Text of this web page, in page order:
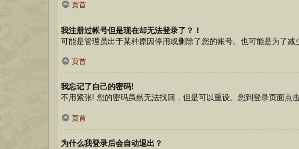
页首
我注册过帐号但是现在却无法登录了？！
可能是管理员出于某种原因停用或删除了您的账号。也可能是为了
页首
我忘记了自己的密码!
不用紧张! 您的密码虽然无法找回，但是可以重设。您到登录页面点
页首
为什么我登录后会自动退出？